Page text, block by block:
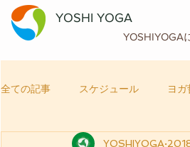
YOSHI YOGA
YOSHIYOGA
全ての記事 スケジュール ヨガ
YOSHIYOGA